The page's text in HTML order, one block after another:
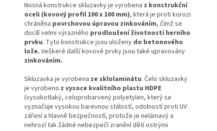
Nosná konstrukce skluzavky je vyrobena z konstrukční
oceli (kovový profil 100 x 100 mm), která je proti korozi
chráněna povrchovou úpravou zinkováním, čímž se
docílí velmi výrazného prodloužení životnosti herního
prvku. Tyto konstrukce jsou uloženy do betonového
lože. Veškeré další kovové prvky jsou také upravovány
zinkováním.
Skluzavka je vyrobena ze sklolaminátu. Čelo skluzavky
je vyrobeno z vysoce kvalitního plastu HDPE
(vysokotlaký, celoprobarvený polyetylen, který se
vyznačuje vysokou barevnou stálostí, odolností proti UV
záření a hlavně bezpečností, protože je nelámavý a
nehrozí tak žádné nebezpečí zranění dětí ostrými